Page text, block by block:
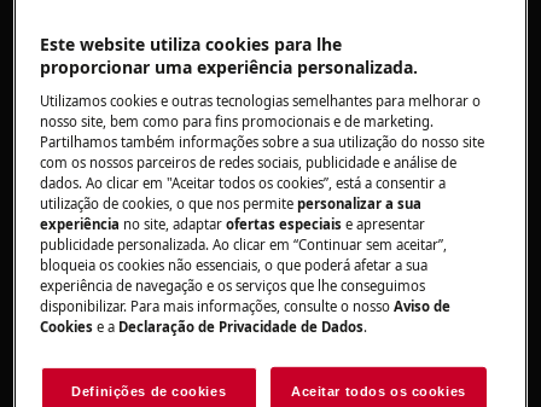
Máquina de secar com ventilação
Máquina de secar roupa por condensação
Bomba de calor
Resolução
1. Verifique se a porta está bem fechada
Certifique-se de que não fica roupa presa entre
a porta do aparelho e o vedante de borracha.
2. Reconfigure o aparelho
Retire a ficha da tomada, aguarde 30
segundos e de seguida volte a ligar (O
Este website utiliza cookies para lhe
proporcionar uma experiência personalizada.
Utilizamos cookies e outras tecnologias semelhantes para melhorar o
nosso site, bem como para fins promocionais e de marketing.
Partilhamos também informações sobre a sua utilização do nosso site
com os nossos parceiros de redes sociais, publicidade e análise de
dados. Ao clicar em "Aceitar todos os cookies”, está a consentir a
utilização de cookies, o que nos permitepersonalizar a sua
experiência no site, adaptarofertas especiaise apresentar
publicidade personalizada. Ao clicar em “Continuar sem aceitar”,
bloqueia os cookies não essenciais, o que poderá afetar a sua
experiência de navegação e os serviços que lhe conseguimos
disponibilizar. Para mais informações, consulte o nossoAviso de
Cookies e a Declaração de Privacidade de Dados.
Definições de cookies Aceitar todos os cookies